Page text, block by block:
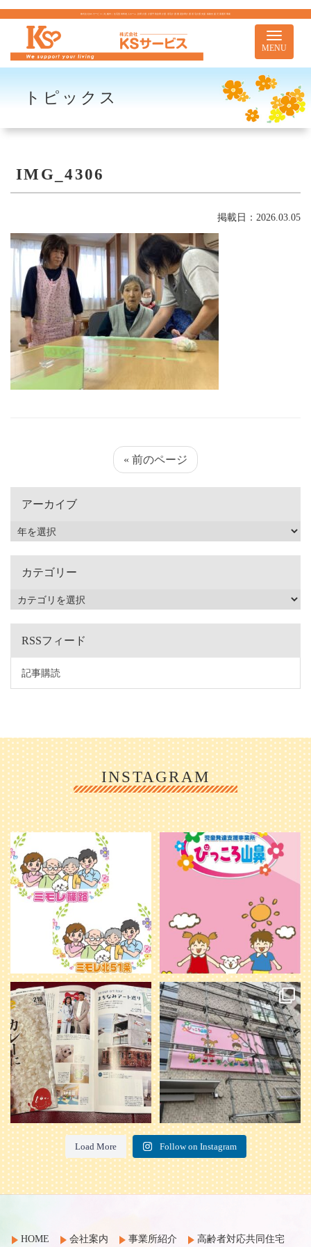
株式会社KSサービス｜札幌市｜住宅型有料老人ホーム 訪問介護 介護予防訪問介護 居宅介護 重度訪問介護 居宅介護支援 移動支援 児童通所事業
Toggle
MENU
トピックス
IMG_4306
掲載日：2026.03.05
« 前のページ
アーカイブ
カテゴリー
RSSフィード
記事購読
INSTAGRAM
利用者様やご家族の皆さまに、親し
みや温かさが伝わるようなデザイン
を目指し、ミモレのイラストを新し
く作...
20 0
＼ 2026年6月1日 OPEN ／
...
25 0
本日発売のオトンvol.210号に掲載さ
れました！...
28 1
『ぴっころ山鼻』オープンに向けて
準備が着々と進んでいます。
皆さんお楽しみに〜
...
26 0
Load More Follow on Instagram
HOME 会社案内 事業所紹介 高齢者対応共同住宅